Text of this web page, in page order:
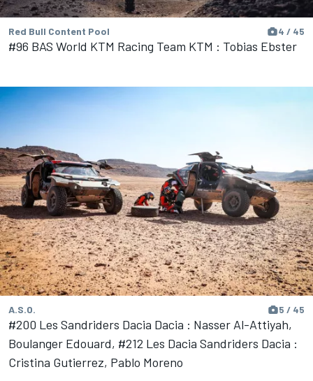
Red Bull Content Pool 4 / 45
#96 BAS World KTM Racing Team KTM : Tobias Ebster
A.S.O. 5 / 45
#200 Les Sandriders Dacia Dacia : Nasser Al-Attiyah,
Boulanger Edouard, #212 Les Dacia Sandriders Dacia :
Cristina Gutierrez, Pablo Moreno